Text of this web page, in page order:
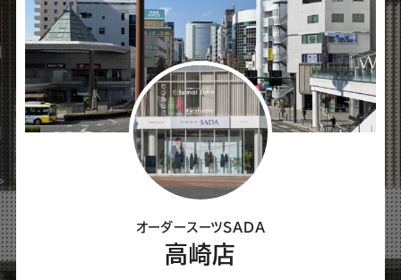
ェ
ア
し
て
く
だ
オーダースーツSADA
高崎店